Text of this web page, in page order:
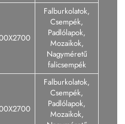
Falburkolatok,
Csempék,
Padlólapok,
Mozaikok,
Nagyméretű
falicsempék
Falburkolatok,
Csempék,
Padlólapok,
Mozaikok,